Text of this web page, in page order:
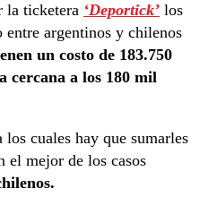
la ticketera ‘Deportick’ los
entre argentinos y chilenos
un costo de 183.750
cercana a los 180 mil
los cuales hay que sumarles
el mejor de los casos